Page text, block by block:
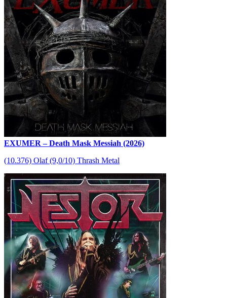
EXUMER – Death Mask Messiah (2026)
(10.376) Olaf (9,0/10) Thrash Metal